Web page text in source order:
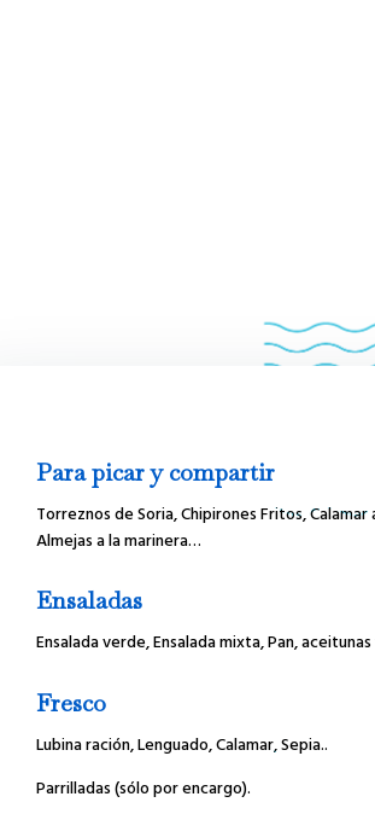
Para picar y compartir
Torreznos de Soria, Chipirones Fritos, Calamar
Almejas a la marinera…
Ensaladas
Ensalada verde, Ensalada mixta, Pan,
Fresco
Lubina ración, Lenguado, Calamar, Sepia..
Parrilladas (sólo por encargo).